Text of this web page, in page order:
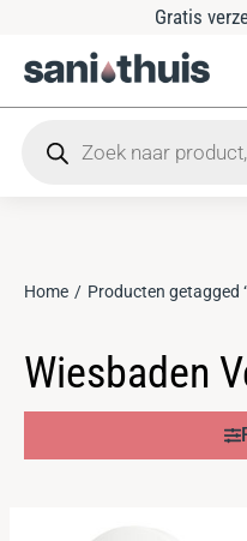
Gratis
Je bent hier:
Home Producten getagged
Wiesbaden